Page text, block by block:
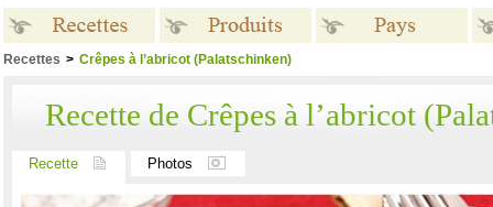
Recettes > Crêpes à l’abricot (Palatschinken)
Recette de Crêpes à l’abricot
Recette Photos